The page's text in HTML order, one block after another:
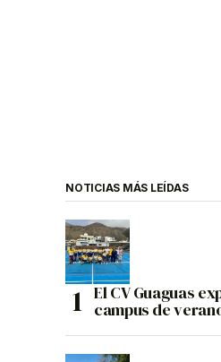
NOTICIAS MÁS LEÍDAS
El CV Guaguas
campus de